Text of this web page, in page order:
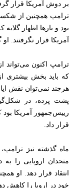
بر دوش آمریکا قرار
ترامپ همچنین از
بود و بارها اظهار
آمریکا قرار نگرفتند.
ترامپ اکنون می‌تواند
که باید بخش بیشتری
هرچند نمی‌توان نقش
پشت پرده، در
قرار داد.
ماه گذشته نیز
متحدان اروپایی را
انتقاد قرار دهد. او
خود در اروپا را کاهش